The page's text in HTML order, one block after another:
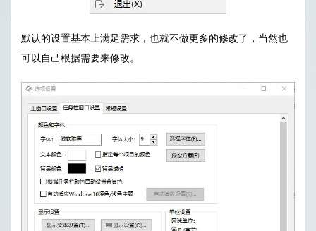
默认的设置基本上满足需求，也就不做更多的修改了，当然也
可以自己根据需要来修改。